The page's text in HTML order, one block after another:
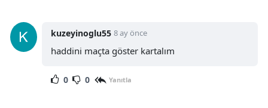
kuzeyinoglu55 8 ay önce
haddini maçta göster kartalım
0 0 Yanıtla